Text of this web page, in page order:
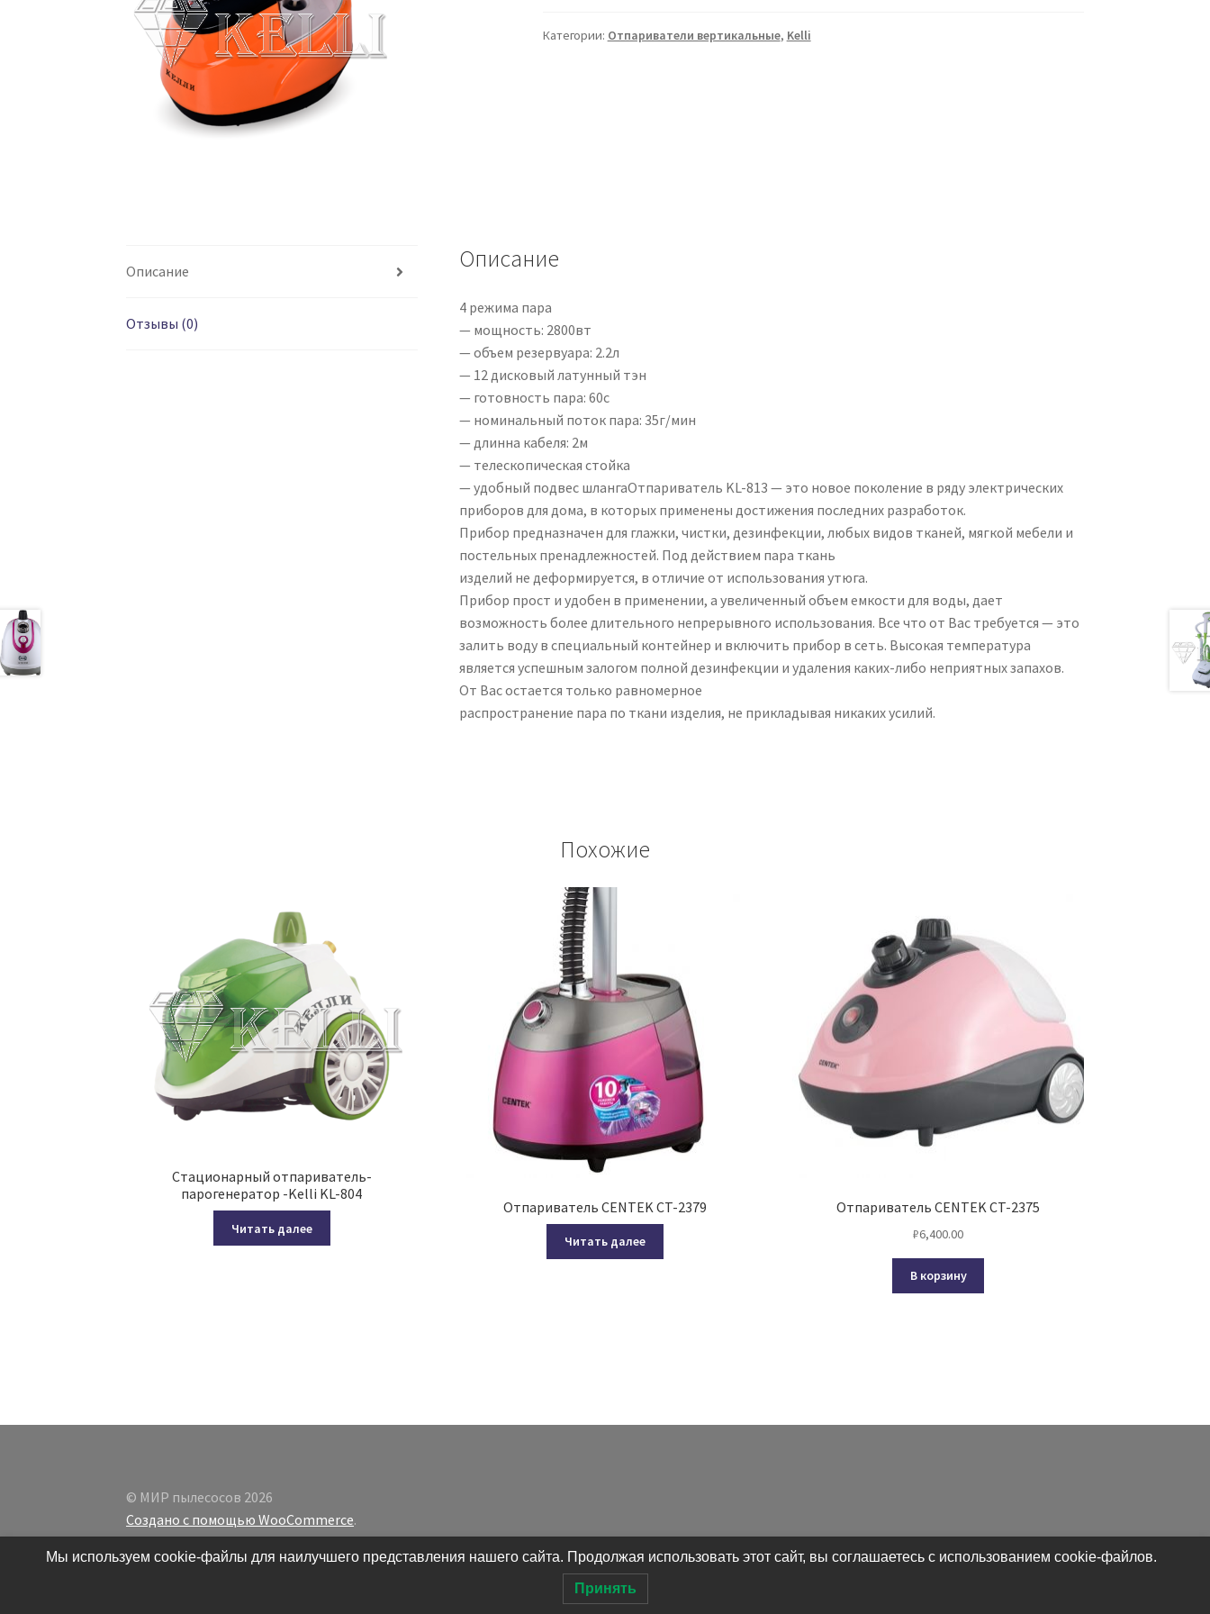
Категории: Отпариватели вертикальные, Kelli
Описание
Отзывы (0)
Описание
4 режима пара
— мощность: 2800вт
— объем резервуара: 2.2л
— 12 дисковый латунный тэн
— готовность пара: 60с
— номинальный поток пара: 35г/мин
— длинна кабеля: 2м
— телескопическая стойка
— удобный подвес шлангаОтпариватель KL-813 — это новое поколение в ряду электрических
приборов для дома, в которых применены достижения последних разработок.
Прибор предназначен для глажки, чистки, дезинфекции, любых видов тканей, мягкой мебели и
постельных пренадлежностей. Под действием пара ткань
изделий не деформируется, в отличие от использования утюга.
Прибор прост и удобен в применении, а увеличенный объем емкости для воды, дает
возможность более длительного непрерывного использования. Все что от Вас требуется — это
залить воду в специальный контейнер и включить прибор в сеть. Высокая температура
является успешным залогом полной дезинфекции и удаления каких-либо неприятных запахов.
От Вас остается только равномерное
распространение пара по ткани изделия, не прикладывая никаких усилий.
Похожие
Стационарный отпариватель-
парогенератор -Kelli KL-804
Читать далее
Отпариватель CENTEK CT-2379
Читать далее
Отпариватель CENTEK CT-2375
₽6,400.00
В корзину
© МИР пылесосов 2026
Создано с помощью WooCommerce.
Мы используем cookie-файлы для наилучшего представления нашего сайта. Продолжая использовать этот сайт, вы соглашаетесь с использованием cookie-файлов.
Принять